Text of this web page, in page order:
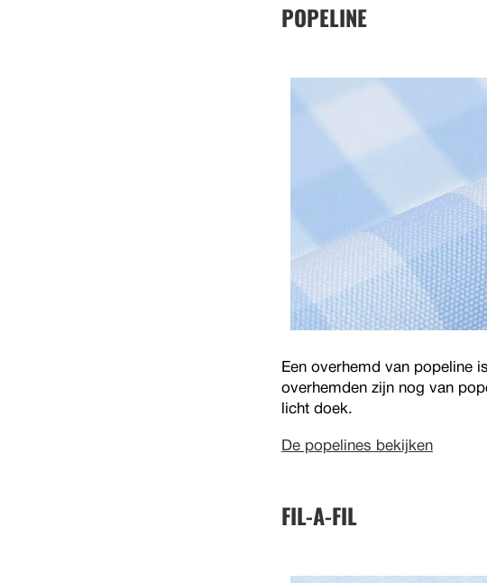
POPELINE
Een overhemd van popeline
overhemden zijn nog van
licht doek.
De popelines bekijken
FIL-A-FIL